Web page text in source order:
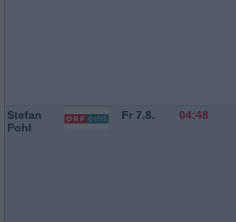
Stefan
Pohl
Fr 7.8. 04:48